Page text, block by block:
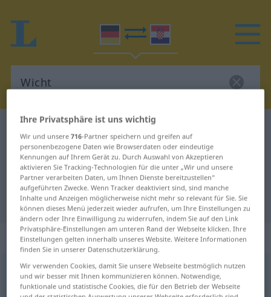
Deutsch-Kroatisch Wörterbuch
Deutsch-Kroatisch Übersetzung für
"Wicht"
"Wicht" Kroatisch Übersetzung
„Wicht“: Maskulinum
Wichtm <-(e)s ;-e>
Übersicht aller Übersetzungen
Ihre Privatsphäre ist uns wichtig
Wir und unsere716-Partner speichern und greifen auf
personenbezogene Daten wie Browserdaten oder eindeutige
Kennungen auf Ihrem Gerät zu. Durch Auswahl von Akzeptieren
aktivieren Sie Tracking-Technologien für die unter „Wir und unsere
Partner verarbeiten Daten, um Ihnen Dienste bereitzustellen“
aufgeführten Zwecke. Wenn Tracker deaktiviert sind, sind manche
Inhalte und Anzeigen möglicherweise nicht mehr so relevant für Sie. Sie
können dieses Menü jederzeit wieder aufrufen, um Ihre Einstellungen zu
ändern oder Ihre Einwilligung zu widerrufen, indem Sie auf den Link
Privatsphäre-Einstellungen am unteren Rand der Webseite klicken. Ihre
Einstellungen gelten innerhalb unseres Website. Weitere Informationen
finden Sie in unserer Datenschutzerklärung.
Wir verwenden Cookies, damit Sie unsere Webseite bestmöglich nutzen
und wir besser mit Ihnen kommunizieren können. Notwendige,
funktionale und statistische Cookies, die für den Betrieb der Webseite